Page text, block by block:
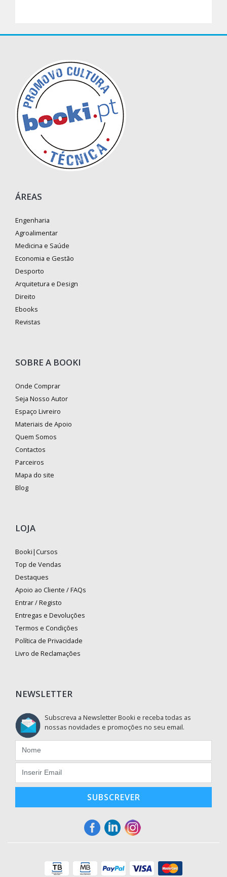
ÁREAS
Engenharia
Agroalimentar
Medicina e Saúde
Economia e Gestão
Desporto
Arquitetura e Design
Direito
Ebooks
Revistas
SOBRE A BOOKI
Onde Comprar
Seja Nosso Autor
Espaço Livreiro
Materiais de Apoio
Quem Somos
Contactos
Parceiros
Mapa do site
Blog
LOJA
Booki|Cursos
Top de Vendas
Destaques
Apoio ao Cliente / FAQs
Entrar / Registo
Entregas e Devoluções
Termos e Condições
Política de Privacidade
Livro de Reclamações
NEWSLETTER
Subscreva a Newsletter Booki e receba todas as
nossas novidades e promoções no seu email.
SUBSCREVER